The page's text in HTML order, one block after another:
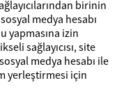
birinin
medya hesabı
yapmasına izin
sağlayıcısı, site
medya hesabı ile
yerleştirmesi için